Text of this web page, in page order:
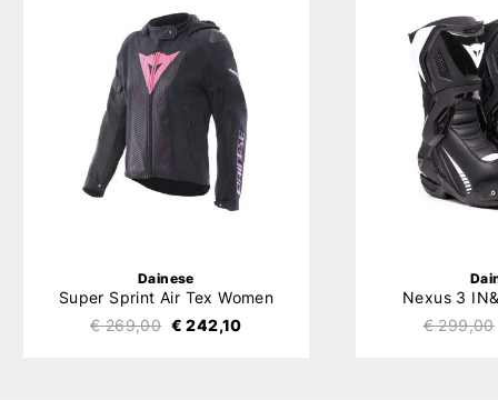
Dainese
Super Sprint Air Tex Women
€ 269,00 € 242,10
Nexus 3
€ 299,00